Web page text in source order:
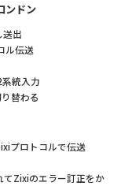
ンドン
送出
ル伝送
統入力
替わる
プロトコルで伝送
てZixiのエラー訂正をか